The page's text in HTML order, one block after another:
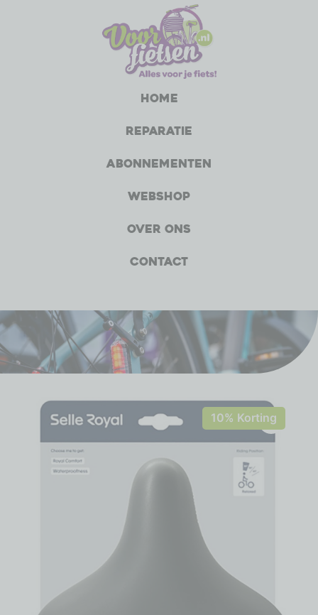
Home
Reparatie
Abonnementen
Webshop
Over ons
Contact
10% Korting